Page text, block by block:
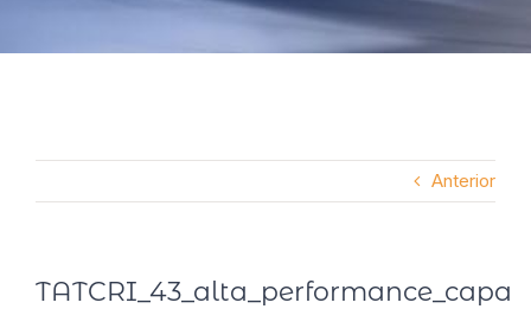
Anterior
TATCRI_43_alta_performance_capa